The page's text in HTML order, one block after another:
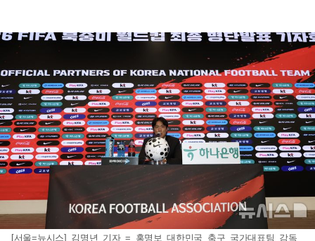
[서울=뉴시스] 김명년 기자 = 홍명보 대한민국 축구 국가대표팀 감독